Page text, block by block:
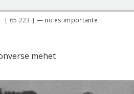
65 223 — no es importante
mehet